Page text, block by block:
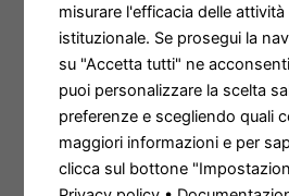
misurare l'efficacia delle
istituzionale. Se prosegui la
su "Accetta tutti" ne
puoi personalizzare la scelta
preferenze e scegliendo quali
maggiori informazioni e per
clicca sul bottone